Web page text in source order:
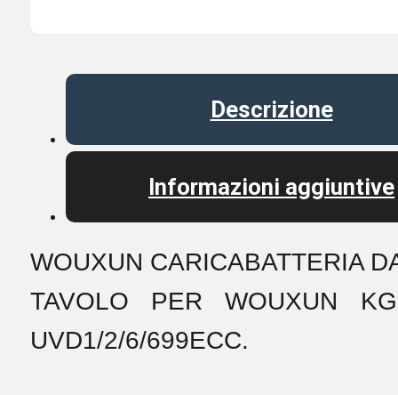
Descrizione
Informazioni aggiuntive
WOUXUN CARICABATTERIA
TAVOLO PER WOUXUN
UVD1/2/6/699ECC.